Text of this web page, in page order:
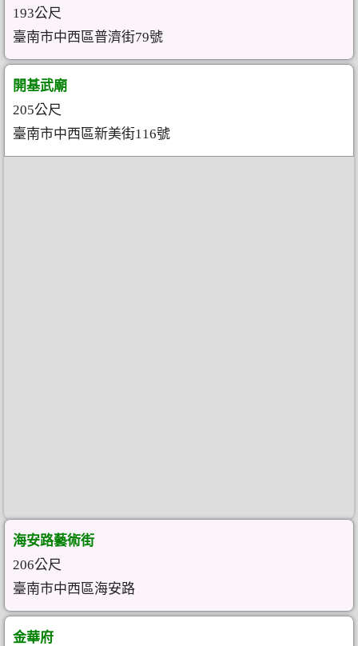
193公尺
臺南市中西區普濟街79號
開基武廟
205公尺
臺南市中西區新美街116號
海安路藝術街
206公尺
臺南市中西區海安路
金華府